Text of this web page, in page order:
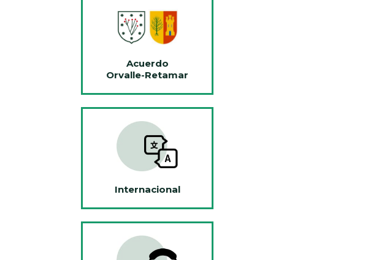
Acuerdo
Orvalle-Retamar
Internacional